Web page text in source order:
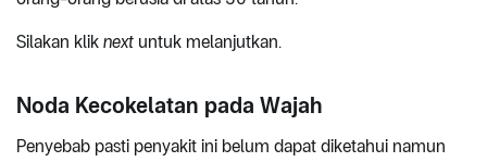
Silakan klik next untuk melanjutkan.
Noda Kecokelatan pada Wajah
Penyebab pasti penyakit ini belum dapat diketahui namun